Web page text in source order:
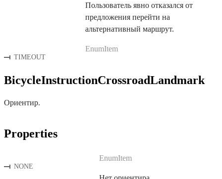
Пользователь явно отказался от
предложения перейти на
альтернативный маршрут.
TIMEOUT
EnumItem
BicycleInstructionCrossroadLandmark
Ориентир.
Properties
NONE
EnumItem